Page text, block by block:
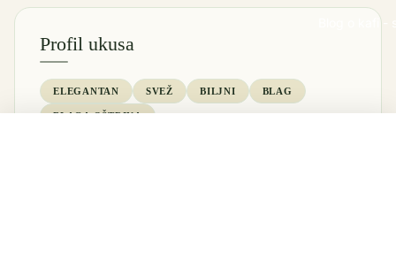
Blog o kafi
Profil ukusa
ELEGANTAN SVEŽ BILJNI BLAG
BLAGA OŠTRINA